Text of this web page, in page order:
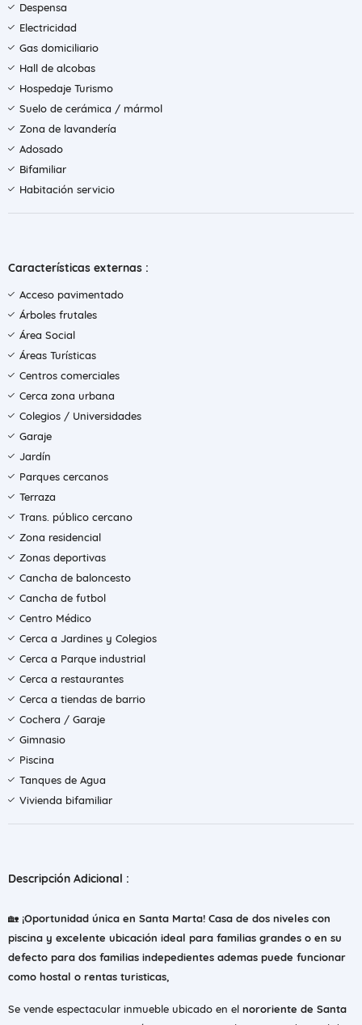
Despensa
Electricidad
Gas domiciliario
Hall de alcobas
Hospedaje Turismo
Suelo de cerámica / mármol
Zona de lavandería
Adosado
Bifamiliar
Habitación servicio
Características externas :
Acceso pavimentado
Árboles frutales
Área Social
Áreas Turísticas
Centros comerciales
Cerca zona urbana
Colegios / Universidades
Garaje
Jardín
Parques cercanos
Terraza
Trans. público cercano
Zona residencial
Zonas deportivas
Cancha de baloncesto
Cancha de futbol
Centro Médico
Cerca a Jardines y Colegios
Cerca a Parque industrial
Cerca a restaurantes
Cerca a tiendas de barrio
Cochera / Garaje
Gimnasio
Piscina
Tanques de Agua
Vivienda bifamiliar
Descripción Adicional :
🏡 ¡Oportunidad única en Santa Marta! Casa de dos niveles con
piscina y excelente ubicación ideal para familias grandes o en su
defecto para dos familias indepedientes ademas puede funcionar
como hostal o rentas turisticas,
Se vende espectacular inmueble ubicado en el nororiente de Santa